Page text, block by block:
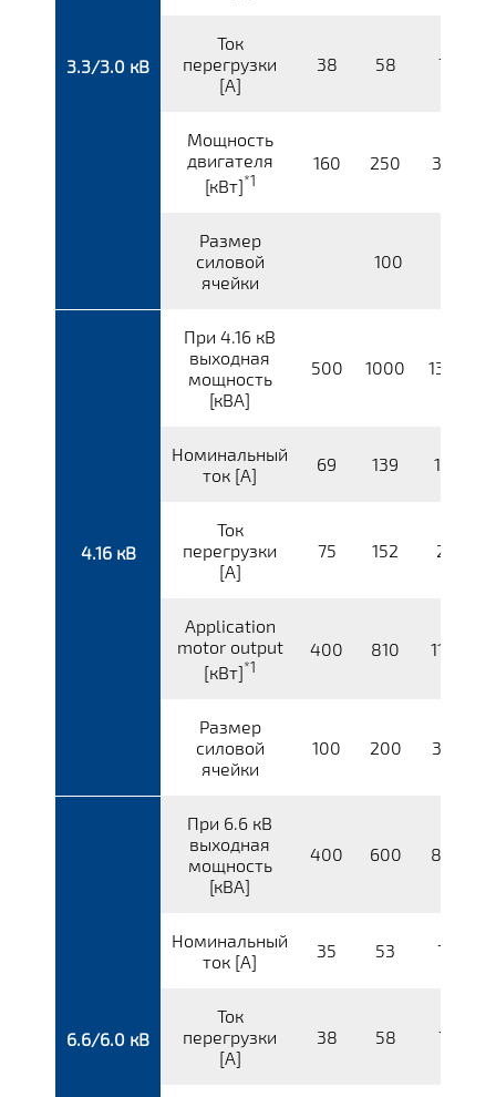
3.3/3.0 кВ
Ток
перегрузки
[A]
38 58 77
Мощность
двигателя
[кВт]*1
160 250 320
Размер
силовой
ячейки
100
4.16 кВ
При 4.16 кВ
выходная
мощность
[кВА]
500 1000 1380
Номинальный
ток [A]
69 139 192
Ток
перегрузки
[A]
75 152 211
Application
motor output
[кВт]*1
400 810 1120
Размер
силовой
ячейки
100 200 300
6.6/6.0 кВ
При 6.6 кВ
выходная
мощность
[кВА]
400 600 800
Номинальный
ток [A]
35 53 70
Ток
перегрузки
[A]
38 58 77